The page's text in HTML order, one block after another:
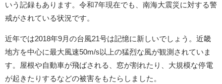
いう記録もあります。令和7年現在でも、南海大震災に対する警
戒がされている状況です。
近年では2018年9月の台風21号は記憶に新しいでしょう。近畿
地方を中心に最大風速50m/s以上の猛烈な風が観測されていま
す。屋根や自動車が飛ばされる、窓が割れたり、大規模な停電
が起きたりするなどの被害をもたらしました。